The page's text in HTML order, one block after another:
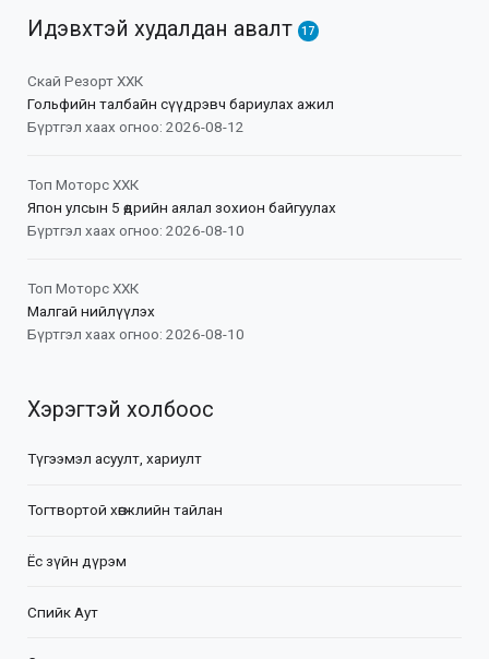
Идэвхтэй худалдан авалт 17
Скай Резорт ХХК
Гольфийн талбайн сүүдрэвч бариулах ажил
Бүртгэл хаах огноо: 2026-08-12
Топ Моторс ХХК
Япон улсын 5 өдрийн аялал зохион байгуулах
Бүртгэл хаах огноо: 2026-08-10
Топ Моторс ХХК
Малгай нийлүүлэх
Бүртгэл хаах огноо: 2026-08-10
Хэрэгтэй холбоос
Түгээмэл асуулт, хариулт
Тогтвортой хөгжлийн тайлан
Ёс зүйн дүрэм
Спийк Аут